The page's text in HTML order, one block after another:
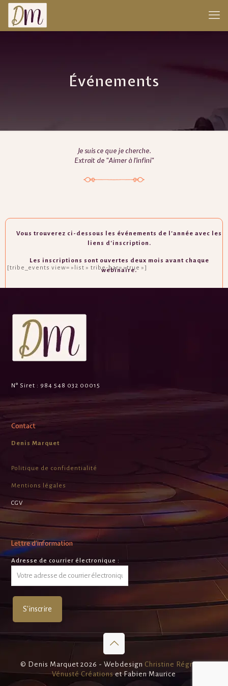
Événements
Je suis ce que je cherche.
Extrait de "Aimer à l'infini"
Vous trouverez ci-dessous les événements de l'année avec les
liens d'inscription.
Les inscriptions sont ouvertes deux mois avant chaque
webinaire.
[tribe_events view= »list » tribe-bar= »true »]
N° Siret : 984 548 032 00015
Contact
Denis Marquet
Politique de confidentialité
Mentions légales
CGV
Lettre d’information
Adresse de courrier électronique :
© Denis Marquet 2026 - Webdesign Christine Régnier -
Vénusté Créationset Fabien Maurice